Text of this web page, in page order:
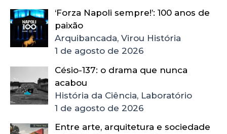
‘Forza Napoli sempre!’: 100 anos de
paixão
Arquibancada, Virou História
1 de agosto de 2026
Césio-137: o drama que nunca
acabou
História da Ciência, Laboratório
1 de agosto de 2026
Entre arte, arquitetura e sociedade